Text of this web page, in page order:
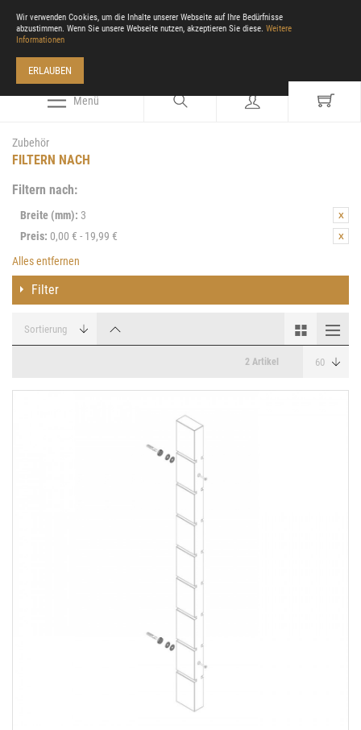
Menü
Zubehör
FILTERN NACH
Filtern nach:
Breite (mm): 3
Preis: 0,00 € - 19,99 €
Alles entfernen
Filter
2 Artikel
Wir verwenden Cookies, um die Inhalte unserer Webseite auf Ihre Bedürfnisse
abzustimmen. Wenn Sie unsere Webseite nutzen, akzeptieren Sie diese. Weitere
Informationen
ERLAUBEN